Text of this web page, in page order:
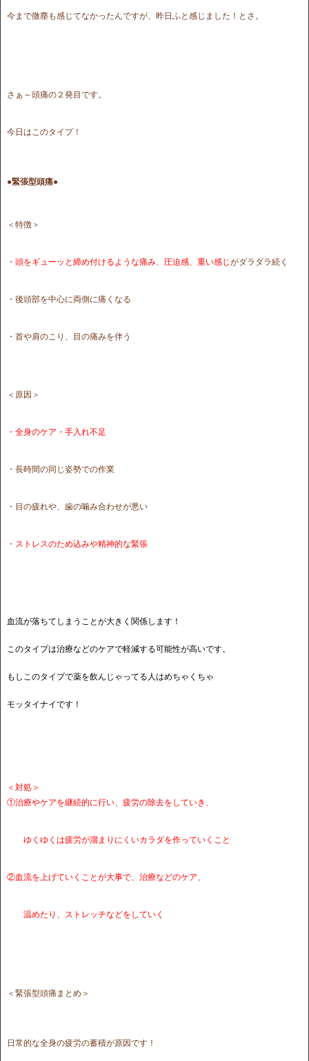
今まで微塵も感じてなかったんですが、昨日ふと感じました！とさ。
さぁ～頭痛の２発目です。
今日はこのタイプ！
●緊張型頭痛●
＜特徴＞
・ 頭をギューッと締め付けるような痛み、圧迫感、重い感じがダラダラ続く
・後頭部を中心に両側に痛くなる
・首や肩のこり、目の痛みを伴う
＜原因＞
・全身のケア・手入れ不足
・長時間の同じ姿勢での作業
・目の疲れや、歯の噛み合わせが悪い
・ストレスのため込みや精神的な緊張
血流が落ちてしまうことが大きく関係します！
このタイプは治療などのケアで軽減する可能性が高いです。
もしこのタイプで薬を飲んじゃってる人はめちゃくちゃ
モッタイナイです！
＜対処＞
①治療やケアを継続的に行い、疲労の除去をしていき、
ゆくゆくは疲労が溜まりにくいカラダを作っていくこと
②血流を上げていくことが大事で、治療などのケア、
温めたり、ストレッチなどをしていく
＜緊張型頭痛まとめ＞
日常的な全身の疲労の蓄積が原因です！